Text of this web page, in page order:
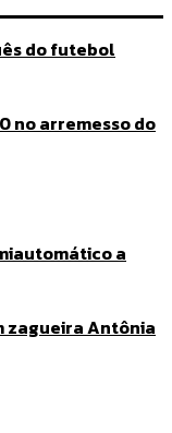
do futebol
no arremesso do
a
zagueira Antônia